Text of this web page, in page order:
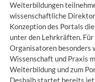
Weiterbildungen
wissenschaftliche
Konzeption des Portals
unter den Lehrkräften.
Organisatoren besonders
Wissenschaft und Praxis
Weiterbildung und zum
Deshalb startet bereits